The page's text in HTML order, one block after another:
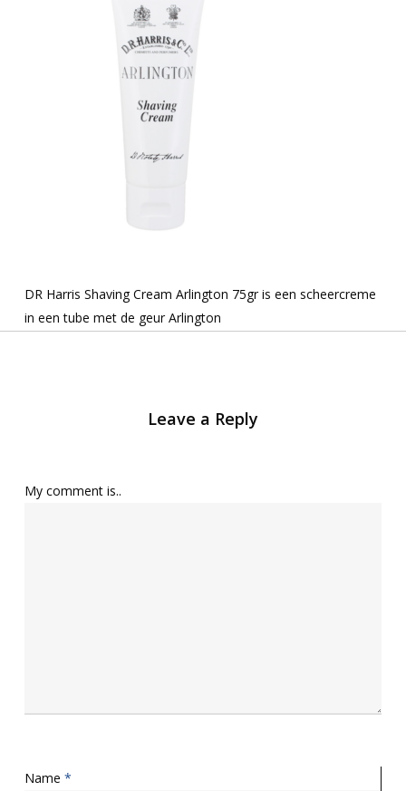
DR Harris Shaving Cream Arlington 75gr is een scheercreme
in een tube met de geur Arlington
Leave a Reply
My comment is..
Name *